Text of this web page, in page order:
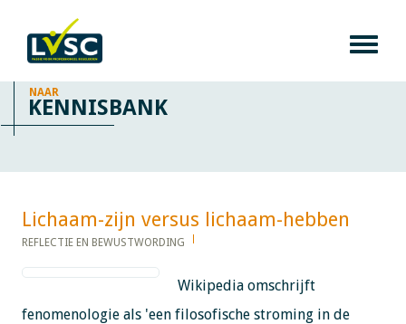
NAAR
KENNISBANK
Lichaam-zijn versus lichaam-hebben​​​​​​
REFLECTIE EN BEWUSTWORDING
Wikipedia omschrijft
fenomenologie als 'een filosofische stroming in de